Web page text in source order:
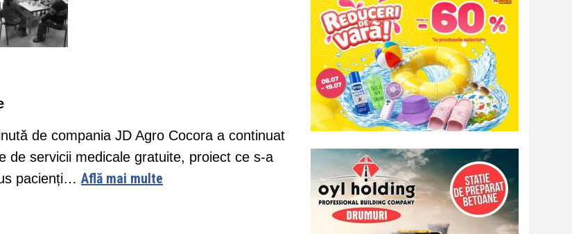
de compania JD Agro Cocora a continuat
de servicii medicale gratuite, proiect ce s-a
pacienți… Află mai multe